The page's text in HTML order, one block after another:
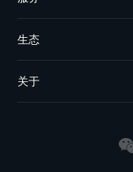
生态
关于